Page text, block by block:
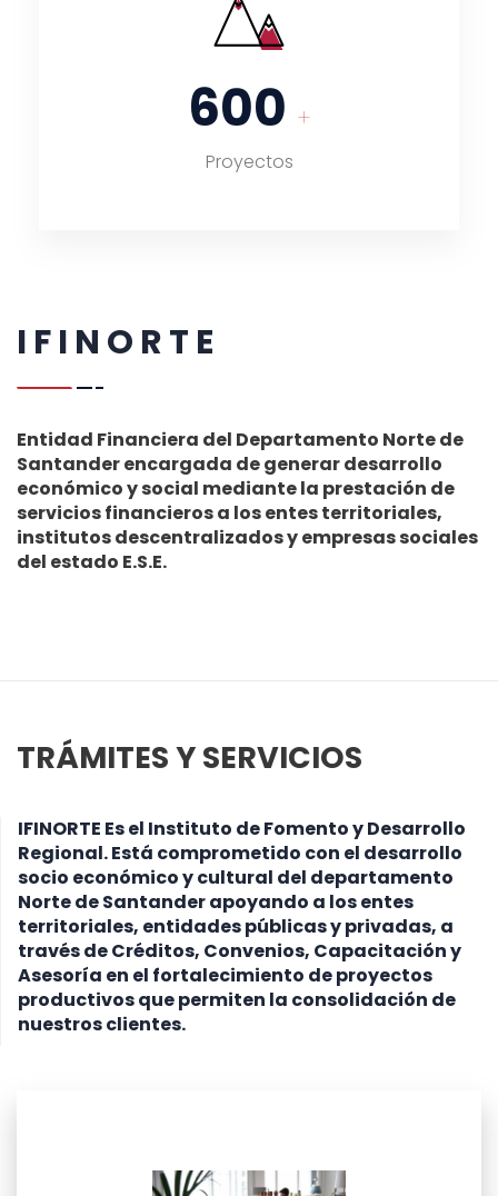
600 +
Proyectos
I F I N O R T E
Entidad Financiera del Departamento Norte de
Santander encargada de generar desarrollo
económico y social mediante la prestación de
servicios financieros a los entes territoriales,
institutos descentralizados y empresas sociales
del estado E.S.E.
TRÁMITES Y SERVICIOS
IFINORTE Es el Instituto de Fomento y Desarrollo
Regional. Está comprometido con el desarrollo
socio económico y cultural del departamento
Norte de Santander apoyando a los entes
territoriales, entidades públicas y privadas, a
través de Créditos, Convenios, Capacitación y
Asesoría en el fortalecimiento de proyectos
productivos que permiten la consolidación de
nuestros clientes.